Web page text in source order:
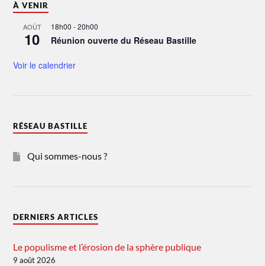
À VENIR
AOÛT
10
18h00 -20h00
Réunion ouverte du Réseau Bastille
Voir le calendrier
RÉSEAU BASTILLE
Qui sommes-nous ?
DERNIERS ARTICLES
Le populisme et l’érosion de la sphère publique
9 août 2026